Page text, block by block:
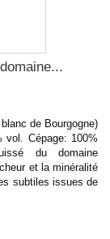
de Bourgogne)
vol. Cépage: 100%
du domaine
et la minéralité
subtiles issues de